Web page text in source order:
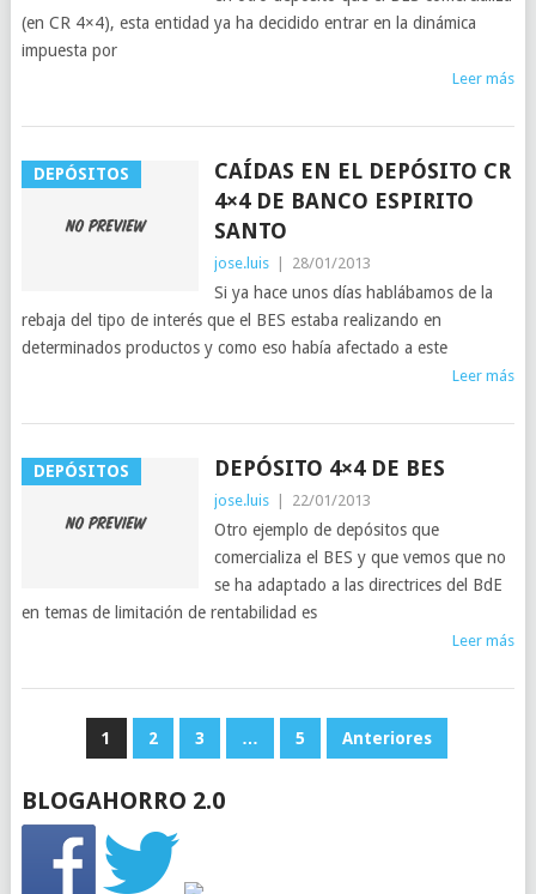
(en CR 4×4), esta entidad ya ha decidido entrar en la dinámica
impuesta por
Leer más
DEPÓSITOS
CAÍDAS EN EL DEPÓSITO CR
4×4 DE BANCO ESPIRITO
SANTO
jose.luis 28/01/2013
Si ya hace unos días hablábamos de la
rebaja del tipo de interés que el BES estaba realizando en
determinados productos y como eso había afectado a este
Leer más
DEPÓSITOS DEPÓSITO 4×4 DE BES
jose.luis 22/01/2013
Otro ejemplo de depósitos que
comercializa el BES y que vemos que no
se ha adaptado a las directrices del BdE
en temas de limitación de rentabilidad es
Leer más
PAGINACIÓN
ENTRADAS
1 2 3 … 5 Anteriores
BLOGAHORRO 2.0